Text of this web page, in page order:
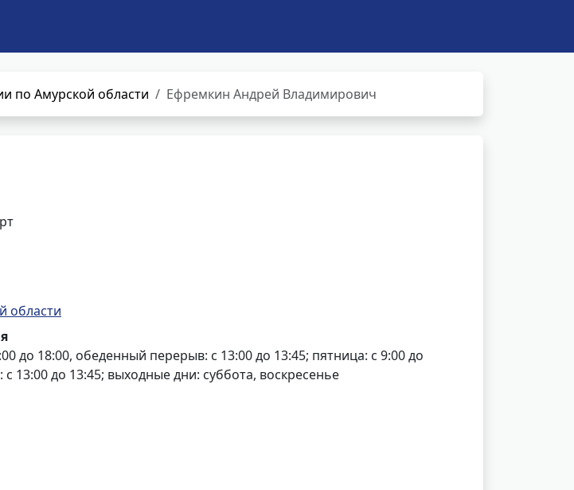
по Амурской области Ефремкин Андрей Владимирович
области
до 18:00, обеденный перерыв: с 13:00 до 13:45; пятница: с 9:00 до
13:00 до 13:45; выходные дни: суббота, воскресенье